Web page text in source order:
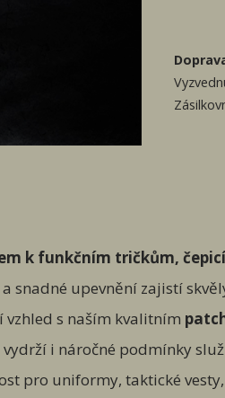
k funkčním tričkům,
snadné upevnění zajistí
vzhled s naším kvalitním
i náročné podmínky
pro uniformy, taktické